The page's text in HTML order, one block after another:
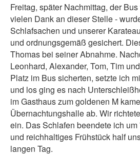
Freitag, später Nachmittag, der
vielen Dank an dieser Stelle -
Schlafsachen und unserer
und ordnungsgemäß gesichert.
Thomas bei seiner Abnahme.
Leonhard, Alexander, Tom, Tim
Platz im Bus sicherten, setzte ich
und los ging es nach
im Gasthaus zum goldenen M
Übernachtungshalle ab. Wir
ein. Das Schlafen beendete ich
und reichhaltiges Frühstück half
langen Tag.